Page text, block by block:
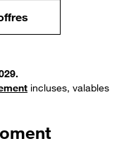
incluses, valables